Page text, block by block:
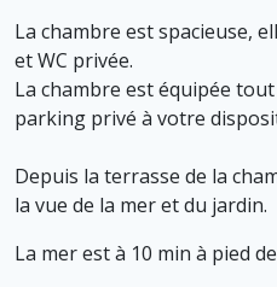
La chambre est spacieuse,
et WC privée.
La chambre est équipée
parking privé à votre
Depuis la terrasse de la
la vue de la mer et du jardin.
La mer est à 10 min à pied